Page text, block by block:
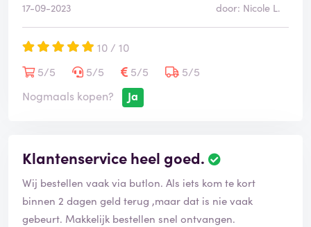
17-09-2023
door: Nicole L.
10 / 10
5/5
5/5 5/5
5/5
Nogmaals kopen?
Ja
Klantenservice heel goed.
Wij bestellen vaak via butlon. Als iets kom te kort
binnen 2 dagen geld terug ,maar dat is nie vaak
gebeurt. Makkelijk bestellen snel ontvangen.